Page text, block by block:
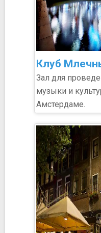
Клуб
Зал для
музыки и
Амстердаме.